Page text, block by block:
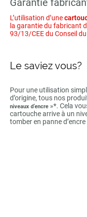
Garantie
L’utilisation d’une
la garantie du fabricant
93/13/CEE du Conseil
Le saviez vous?
Pour une utilisation
d’origine, tous nos
niveaux d’encre »*. Cela
cartouche arrive à un
tomber en panne d’encre